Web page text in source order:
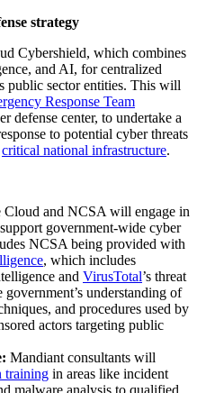
strategy
Cybershield, which combines
and AI, for centralized
public sector entities. This will
Response Team
defense center, to undertake a
to potential cyber threats
critical national infrastructure.
Cloud and NCSA will engage in
government-wide cyber
NCSA being provided with
, which includes
and VirusTotal’s threat
understanding of
and procedures used by
actors targeting public
Mandiant consultants will
training in areas like incident
malware analysis to qualified